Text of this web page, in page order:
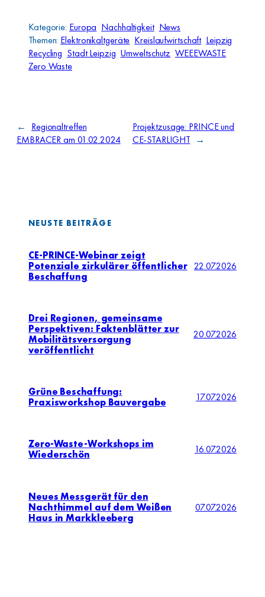
Kategorie: Europa Nachhaltigkeit News
Themen: Elektronikaltgeräte Kreislaufwirtschaft Leipzig
Recycling Stadt Leipzig Umweltschutz WEEEWASTE
Zero Waste
←
Regionaltreffen
EMBRACER am 01.02.2024
Projektzusage: PRINCE und
CE-STARLIGHT →
NEUSTE BEITRÄGE
CE-PRINCE-Webinar zeigt
Potenziale zirkulärer öffentlicher
Beschaffung
22.07.2026
Drei Regionen, gemeinsame
Perspektiven: Faktenblätter zur
Mobilitätsversorgung
veröffentlicht
20.07.2026
Grüne Beschaffung:
Praxisworkshop Bauvergabe
17.07.2026
Zero-Waste-Workshops im
Wiederschön
16.07.2026
Neues Messgerät für den
Nachthimmel auf dem Weißen
Haus in Markkleeberg
07.07.2026